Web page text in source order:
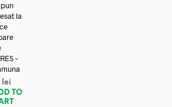
la
–
lei
TO